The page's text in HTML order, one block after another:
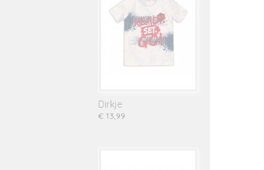
Dirkje
€ 13,99